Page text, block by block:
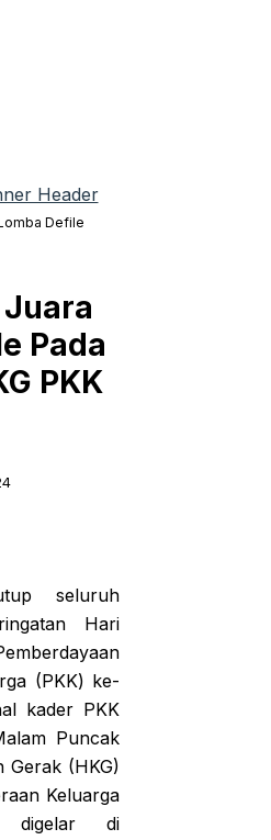
Defile
Pada
PKK
seluruh
Hari
(PKK) ke-
kader PKK
Puncak
Gerak (HKG)
Keluarga
digelar di